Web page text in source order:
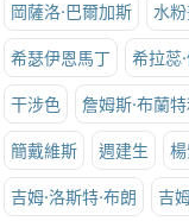
岡薩洛·巴爾加斯 水
希瑟伊恩馬丁 希拉蕊
干涉色 詹姆斯·布蘭
簡戴維斯 週建生
吉姆·洛斯特·布朗 吉